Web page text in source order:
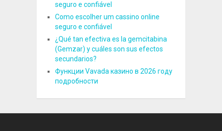
seguro e confiável
Como escolher um cassino online
seguro e confiável
¿Qué tan efectiva es la gemcitabina
(Gemzar) y cuáles son sus efectos
secundarios?
Функции Vavada казино в 2026 году
подробности